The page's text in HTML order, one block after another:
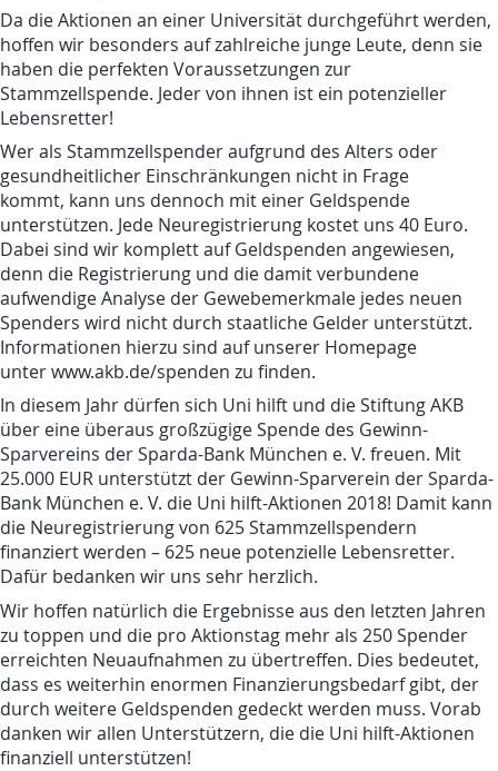
Da die Aktionen an einer Universität durchgeführt werden,
hoffen wir besonders auf zahlreiche junge Leute, denn sie
haben die perfekten Voraussetzungen zur
Stammzellspende. Jeder von ihnen ist ein potenzieller
Lebensretter!
Wer als Stammzellspender aufgrund des Alters oder
gesundheitlicher Einschränkungen nicht in Frage
kommt, kann uns dennoch mit einer Geldspende
unterstützen. Jede Neuregistrierung kostet uns 40 Euro.
Dabei sind wir komplett auf Geldspenden angewiesen,
denn die Registrierung und die damit verbundene
aufwendige Analyse der Gewebemerkmale jedes neuen
Spenders wird nicht durch staatliche Gelder unterstützt.
Informationen hierzu sind auf unserer Homepage
unterwww.akb.de/spenden zu finden.
In diesem Jahr dürfen sich Uni hilft und die Stiftung AKB
über eine überaus großzügige Spende des Gewinn-
Sparvereins der Sparda-Bank München e. V. freuen. Mit
25.000 EUR unterstützt der Gewinn-Sparverein der Sparda-
Bank München e. V. die Uni hilft-Aktionen 2018! Damit kann
die Neuregistrierung von 625 Stammzellspendern
finanziert werden – 625 neue potenzielle Lebensretter.
Dafür bedanken wir uns sehr herzlich.
Wir hoffen natürlich die Ergebnisse aus den letzten Jahren
zu toppen und die pro Aktionstag mehr als 250 Spender
erreichten Neuaufnahmen zu übertreffen. Dies bedeutet,
dass es weiterhin enormen Finanzierungsbedarf gibt, der
durch weitere Geldspenden gedeckt werden muss. Vorab
danken wir allen Unterstützern, die die Uni hilft-Aktionen
finanziell unterstützen!